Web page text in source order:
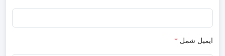
ایمیل شمل *